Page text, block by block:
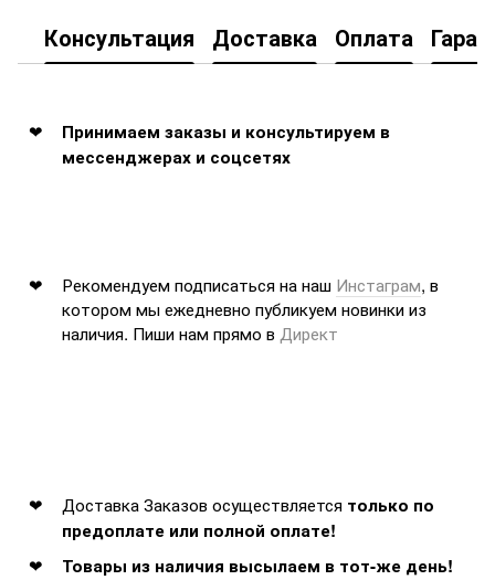
Консультация Доставка Оплата
Принимаем заказы и консультируем в
мессенджерах и соцсетях
Рекомендуем подписаться на наш Инстаграм, в
котором мы ежедневно публикуем новинки из
наличия. Пиши нам прямо в Директ
Доставка Заказов осуществляется только по
предоплате или полной оплате!
Товары из наличия высылаем в тот-же день!